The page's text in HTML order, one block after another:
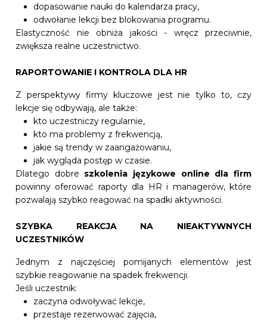
dopasowanie nauki do kalendarza pracy,
odwołanie lekcji bez blokowania programu.
Elastyczność nie obniża jakości - wręcz przeciwnie,
zwiększa realne uczestnictwo.
RAPORTOWANIE I KONTROLA DLA HR
Z perspektywy firmy kluczowe jest nie tylko to, czy
lekcje się odbywają, ale także:
kto uczestniczy regularnie,
kto ma problemy z frekwencją,
jakie są trendy w zaangażowaniu,
jak wygląda postęp w czasie.
Dlatego dobre szkolenia językowe online dla firm
powinny oferować raporty dla HR i managerów, które
pozwalają szybko reagować na spadki aktywności.
SZYBKA REAKCJA NA NIEAKTYWNYCH
UCZESTNIKÓW
Jednym z najczęściej pomijanych elementów jest
szybkie reagowanie na spadek frekwencji.
Jeśli uczestnik:
zaczyna odwoływać lekcje,
przestaje rezerwować zajęcia,